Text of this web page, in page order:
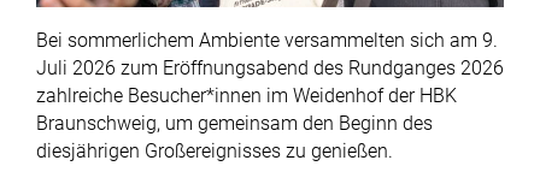
Bei sommerlichem Ambiente versammelten sich am 9.
Juli 2026 zum Eröffnungsabend des Rundganges 2026
zahlreiche Besucher*innen im Weidenhof der HBK
Braunschweig, um gemeinsam den Beginn des
diesjährigen Großereignisses zu genießen.